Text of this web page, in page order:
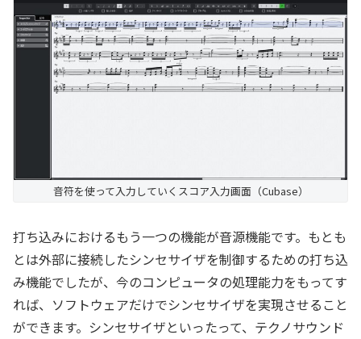
音符を使って入力していくスコア入力画面（Cubase）
打ち込みにおけるもう一つの機能が音源機能です。もとも
とは外部に接続したシンセサイザを制御するための打ち込
み機能でしたが、今のコンピュータの処理能力をもってす
れば、ソフトウェアだけでシンセサイザを実現させること
ができます。シンセサイザといったって、テクノサウンド